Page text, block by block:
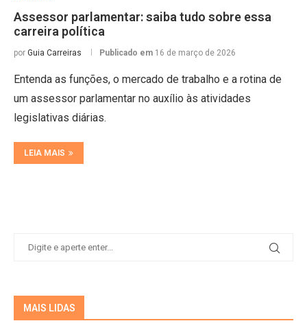
Assessor parlamentar: saiba tudo sobre essa
carreira política
por Guia Carreiras Publicado em 16 de março de 2026
Entenda as funções, o mercado de trabalho e a rotina de
um assessor parlamentar no auxílio às atividades
legislativas diárias.
LEIA MAIS
MAIS LIDAS